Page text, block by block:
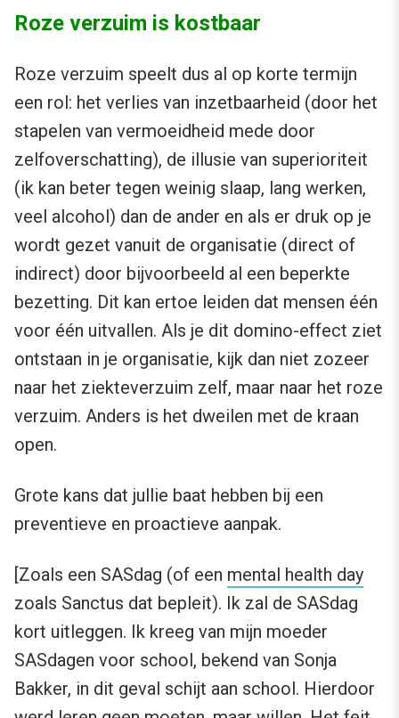
Roze verzuim is kostbaar
Roze verzuim speelt dus al op korte termijn
een rol: het verlies van inzetbaarheid (door het
stapelen van vermoeidheid mede door
zelfoverschatting), de illusie van superioriteit
(ik kan beter tegen weinig slaap, lang werken,
veel alcohol) dan de ander en als er druk op je
wordt gezet vanuit de organisatie (direct of
indirect) door bijvoorbeeld al een beperkte
bezetting. Dit kan ertoe leiden dat mensen één
voor één uitvallen. Als je dit domino-effect ziet
ontstaan in je organisatie, kijk dan niet zozeer
naar het ziekteverzuim zelf, maar naar het roze
verzuim. Anders is het dweilen met de kraan
open.
Grote kans dat jullie baat hebben bij een
preventieve en proactieve aanpak.
[Zoals een SASdag (of een mental health day
zoals Sanctus dat bepleit). Ik zal de SASdag
kort uitleggen. Ik kreeg van mijn moeder
SASdagen voor school, bekend van Sonja
Bakker, in dit geval schijt aan school. Hierdoor